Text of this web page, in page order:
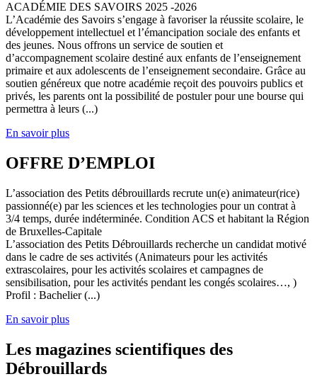
ACADÉMIE DES SAVOIRS 2025 -2026
L’Académie des Savoirs s’engage à favoriser la réussite scolaire, le
développement intellectuel et l’émancipation sociale des enfants et
des jeunes. Nous offrons un service de soutien et
d’accompagnement scolaire destiné aux enfants de l’enseignement
primaire et aux adolescents de l’enseignement secondaire. Grâce au
soutien généreux que notre académie reçoit des pouvoirs publics et
privés, les parents ont la possibilité de postuler pour une bourse qui
permettra à leurs (...)
En savoir plus
OFFRE D’EMPLOI
L’association des Petits débrouillards recrute un(e) animateur(rice)
passionné(e) par les sciences et les technologies pour un contrat à
3/4 temps, durée indéterminée. Condition ACS et habitant la Région
de Bruxelles-Capitale
L’association des Petits Débrouillards recherche un candidat motivé
dans le cadre de ses activités (Animateurs pour les activités
extrascolaires, pour les activités scolaires et campagnes de
sensibilisation, pour les activités pendant les congés scolaires…, )
Profil : Bachelier (...)
En savoir plus
Les magazines scientifiques des
Débrouillards